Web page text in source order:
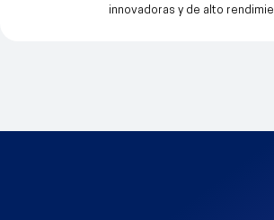
innovadoras y de alto